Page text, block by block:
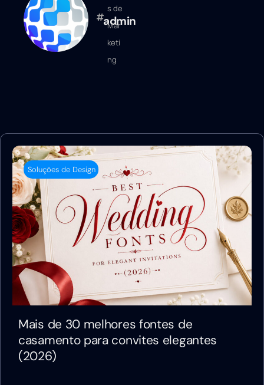
admin
s de
Mar
keti
ng
Soluções de Design
Mais de 30 melhores fontes de
casamento para convites elegantes
(2026)